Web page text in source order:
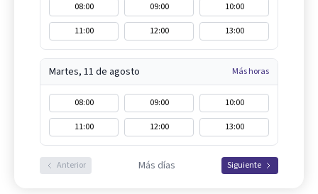
08:00 09:00
10:00
11:00
12:00 13:00
Martes, 11 de agosto Más horas
08:00 09:00
10:00
11:00
12:00 13:00
Anterior Más días Siguiente